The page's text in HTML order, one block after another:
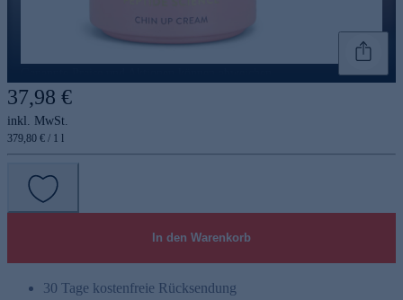
37,98 €
inkl. MwSt.
379,80 € / 1 l
In den Warenkorb
30 Tage kostenfreie Rücksendung